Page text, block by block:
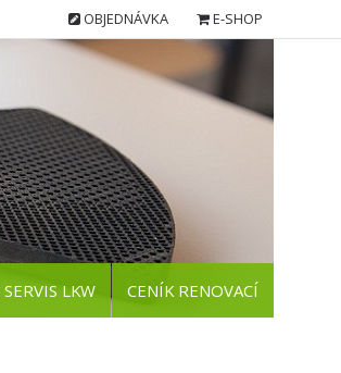
OBJEDNÁVKA E-SHOP
LKW CENÍK RENOVACÍ